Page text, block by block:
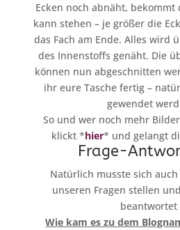
Ecken noch abnäht, bekommt
kann stehen – je größer die
das Fach am Ende. Alles wird
des Innenstoffs genäht. Die
können nun abgeschnitten
ihr eure Tasche fertig –
gewendet
So und wer noch mehr
klickt *hier* und gelangt
Frage-
Natürlich musste sich
unseren Fragen stellen
beantwortet
Wie kam es zu dem